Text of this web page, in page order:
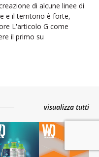
in modo
eliminando le
dell’impianto
essere il primo su
visualizza tutti